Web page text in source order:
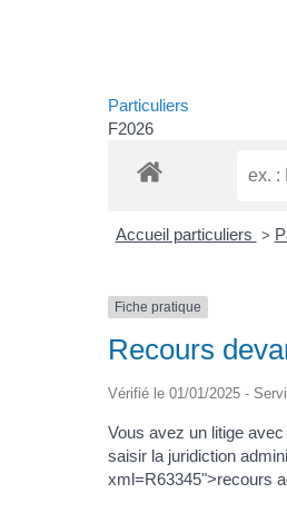
Particuliers
F2026
Accueil particuliers >
Fiche pratique
Recours
Vérifié le 01/01/2025 -
Vous avez un litige
saisir la juridiction
xml=R63345">recours